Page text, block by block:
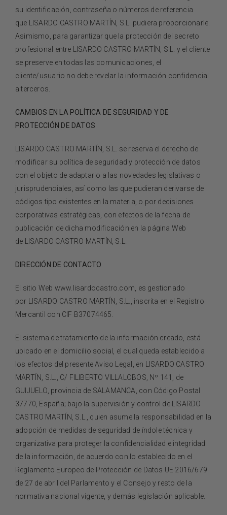
su identificación, contraseña o números de referencia
que LISARDO CASTRO MARTÍN, S.L. pudiera proporcionarle.
Asimismo, para garantizar que la protección del secreto
profesional entre LISARDO CASTRO MARTÍN, S.L. y el cliente
se preserve en todas las comunicaciones, el
cliente/usuario no debe revelar la información confidencial
a terceros.
CAMBIOS EN LA POLÍTICA DE SEGURIDAD Y DE
PROTECCIÓN DE DATOS
LISARDO CASTRO MARTÍN, S.L. se reserva el derecho de
modificar su política de seguridad y protección de datos
con el objeto de adaptarlo a las novedades legislativas o
jurisprudenciales, así como las que pudieran derivarse de
códigos tipo existentes en la materia, o por decisiones
corporativas estratégicas, con efectos de la fecha de
publicación de dicha modificación en la página Web
de LISARDO CASTRO MARTÍN, S.L.
DIRECCIÓN DE CONTACTO
El sitio Web www.lisardocastro.com, es gestionado
por LISARDO CASTRO MARTÍN, S.L., inscrita en el Registro
Mercantil con CIF B37074465.
El sistema de tratamiento de la información creado, está
ubicado en el domicilio social, el cual queda establecido a
los efectos del presente Aviso Legal, en LISARDO CASTRO
MARTÍN, S.L., C/ FILIBERTO VILLALOBOS, Nº 141, de
GUIJUELO, provincia de SALAMANCA, con Código Postal
37770, España; bajo la supervisión y control de LISARDO
CASTRO MARTÍN, S.L., quien asume la responsabilidad en la
adopción de medidas de seguridad de índole técnica y
organizativa para proteger la confidencialidad e integridad
de la información, de acuerdo con lo establecido en el
Reglamento Europeo de Protección de Datos UE 2016/679
de 27 de abril del Parlamento y el Consejo y resto de la
normativa nacional vigente, y demás legislación aplicable.